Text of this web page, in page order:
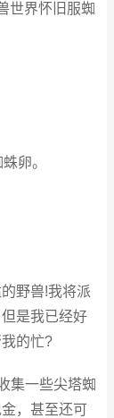
世界怀旧服蜘
卵。
野兽!我将派
是我已经好
的忙?
集一些尖塔蜘
，甚至还可